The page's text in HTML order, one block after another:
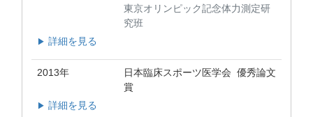
東京オリンピック記念体力測定研
究班
▶ 詳細を見る
2013年
日本臨床スポーツ医学会 優秀論文
賞
▶ 詳細を見る